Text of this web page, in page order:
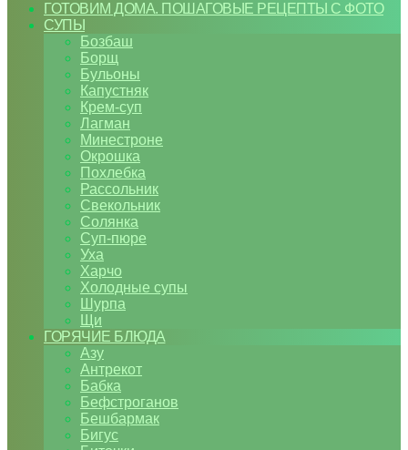
ГОТОВИМ ДОМА. ПОШАГОВЫЕ РЕЦЕПТЫ С ФОТО
СУПЫ
Бозбаш
Борщ
Бульоны
Капустняк
Крем-суп
Лагман
Минестроне
Окрошка
Похлебка
Рассольник
Свекольник
Солянка
Суп-пюре
Уха
Харчо
Холодные супы
Шурпа
Щи
ГОРЯЧИЕ БЛЮДА
Азу
Антрекот
Бабка
Бефстроганов
Бешбармак
Бигус